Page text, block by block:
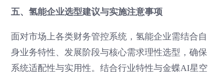
五、氢能企业选型建议与实施注意事项
面对市场上各类财务管控系统，氢能企业需结合自
身业务特性、发展阶段与核心需求理性选型，确保
系统适配性与实用性。结合行业特性与金蝶AI星空